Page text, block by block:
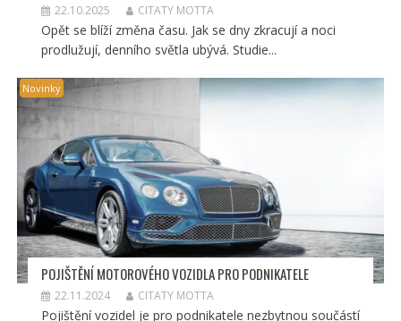
22.10.2025 CITATY MOTTA
Opět se blíží změna času. Jak se dny zkracují a noci
prodlužují, denního světla ubývá. Studie...
Novinky
POJIŠTĚNÍ MOTOROVÉHO VOZIDLA PRO PODNIKATELE
22.11.2024 CITATY MOTTA
Pojištění vozidel je pro podnikatele nezbytnou součástí